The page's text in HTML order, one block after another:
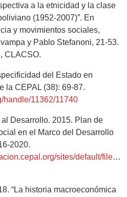
a la etnicidad y la clase
(1952-2007)”. En
y movimientos sociales,
y Pablo Stefanoni, 21-53.
CLACSO.
del Estado en
la CEPAL (38): 69-87.
handle/11362/11740
Desarrollo. 2015. Plan de
en el Marco del Desarrollo
2020.
sites/default/files/
“La historia macroeconómica